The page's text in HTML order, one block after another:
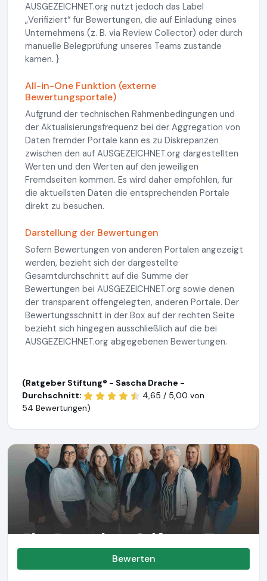
AUSGEZEICHNET.org nutzt jedoch das Label
„Verifiziert“ für Bewertungen, die auf Einladung eines
Unternehmens (z. B. via Review Collector) oder durch
manuelle Belegprüfung unseres Teams zustande
kamen. }
All-in-One Funktion (externe
Bewertungsportale)
Aufgrund der technischen Rahmenbedingungen und
der Aktualisierungsfrequenz bei der Aggregation von
Daten fremder Portale kann es zu Diskrepanzen
zwischen den auf AUSGEZEICHNET.org dargestellten
Werten und den Werten auf den jeweiligen
Fremdseiten kommen. Es wird daher empfohlen, für
die aktuellsten Daten die entsprechenden Portale
direkt zu besuchen.
Darstellung der Bewertungen
Sofern Bewertungen von anderen Portalen angezeigt
werden, bezieht sich der dargestellte
Gesamtdurchschnitt auf die Summe der
Bewertungen bei AUSGEZEICHNET.org sowie denen
der transparent offengelegten, anderen Portale. Der
Bewertungsschnitt in der Box auf der rechten Seite
bezieht sich hingegen ausschließlich auf die bei
AUSGEZEICHNET.org abgegebenen Bewertungen.
(Ratgeber Stiftung® - Sascha Drache -
Durchschnitt:
4,65 / 5,00 von
54 Bewertungen)
Bewerten